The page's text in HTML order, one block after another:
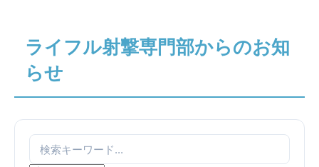
ライフル射撃専門部からのお知
らせ